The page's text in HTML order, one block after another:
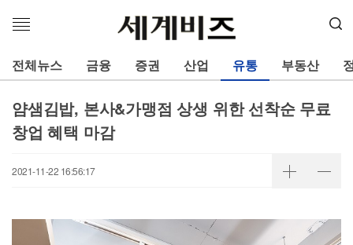
메
열
기
전체뉴스 금융 증권 산업 유통 부동산
얌샘김밥, 본사&가맹점 상생 위한 선착순 무료
창업 혜택 마감
2021-11-22 16:56:17